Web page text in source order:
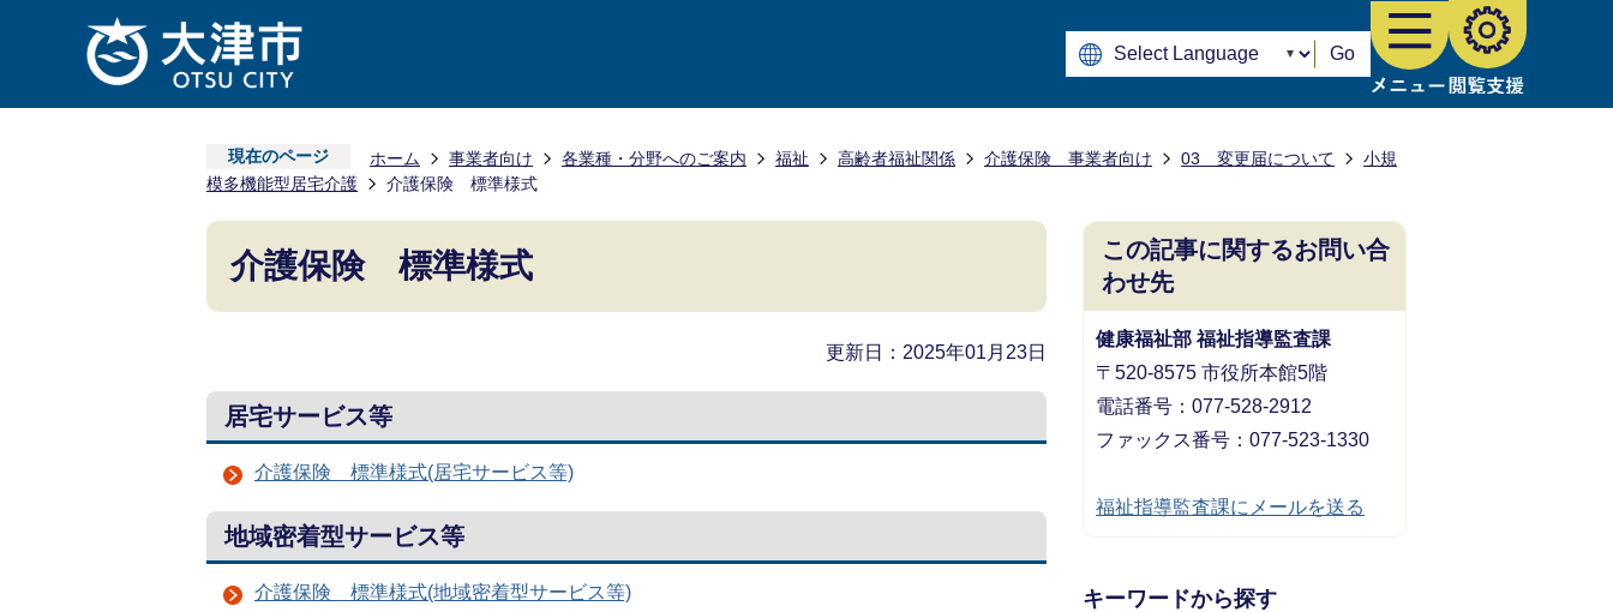
Go
現在のページ ホーム 事業者向け 各業種・分野へのご案内 福祉 高齢者福祉関係 介護保険 事業者向け 03 変更届について
小規
模多機能型居宅介護
介護保険 標準様式
介護保険 標準様式
更新日：2025年01月23日
居宅サービス等
介護保険 標準様式(居宅サービス等)
地域密着型サービス等
介護保険 標準様式(地域密着型サービス等)
この記事に関するお問い合
わせ先
健康福祉部 福祉指導監査課
〒520-8575 市役所本館5階
電話番号：077-528-2912
ファックス番号：077-523-1330
福祉指導監査課にメールを送る
キーワードから探す